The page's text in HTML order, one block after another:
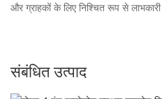
और ग्राहकों के लिए निश्चित रूप से लाभकारी
संबंधित उत्पाद